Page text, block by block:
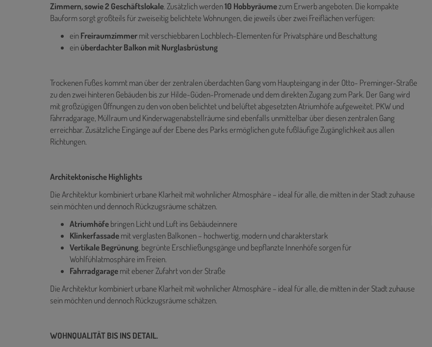
Zimmern, sowie 2 Geschäftslokale. Zusätzlich werden10 Hobbyräumezum Erwerb angeboten. Die kompakte
Bauform sorgt großteils für zweiseitig belichtete Wohnungen, die jeweils über zwei Freiflächen verfügen:
einFreiraumzimmermit verschiebbaren Lochblech-Elementen für Privatsphäre und Beschattung
einüberdachter Balkon mit Nurglasbrüstung
Trockenen Fußes kommt man über der zentralen überdachten Gang vom Haupteingang in der Otto- Preminger-Straße
zu den zwei hinteren Gebäuden bis zur Hilde-Güden-Promenade und dem direkten Zugang zum Park. Der Gang wird
mit großzügigen Öffnungen zu den von oben belichtet und belüftet abgesetzten Atriumhöfe aufgeweitet. PKW und
Fahrradgarage, Müllraum und Kinderwagenabstellräume sind ebenfalls unmittelbar über diesen zentralen Gang
erreichbar. Zusätzliche Eingänge auf der Ebene des Parks ermöglichen gute fußläufige Zugänglichkeit aus allen
Richtungen.
Architektonische Highlights
Die Architektur kombiniert urbane Klarheit mit wohnlicher Atmosphäre – ideal für alle, die mitten in der Stadt zuhause
sein möchten und dennoch Rückzugsräume schätzen.
Atriumhöfebringen Licht und Luft ins Gebäudeinnere
Klinkerfassademit verglasten Balkonen – hochwertig, modern und charakterstark
Vertikale Begrünung, begrünte Erschließungsgänge und bepflanzte Innenhöfe sorgen für
Wohlfühlatmosphäre im Freien.
Fahrradgaragemit ebener Zufahrt von der Straße
Die Architektur kombiniert urbane Klarheit mit wohnlicher Atmosphäre – ideal für alle, die mitten in der Stadt zuhause
sein möchten und dennoch Rückzugsräume schätzen.
WOHNQUALITÄT BIS INS DETAIL.